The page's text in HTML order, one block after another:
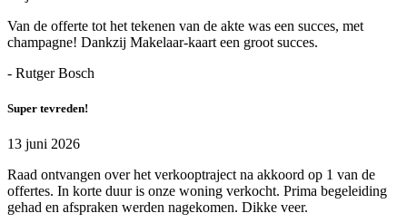
Van de offerte tot het tekenen van de akte was een succes, met
champagne! Dankzij Makelaar-kaart een groot succes.
- Rutger Bosch
Super tevreden!
13 juni 2026
Raad ontvangen over het verkooptraject na akkoord op 1 van de
offertes. In korte duur is onze woning verkocht. Prima begeleiding
gehad en afspraken werden nagekomen. Dikke veer.